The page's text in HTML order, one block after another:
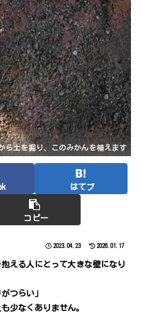
ら土を掘り、このみかんを植えます
はてブ
コピー
2023.04.23 2026.01.17
える人にとって大きな壁になり
つらい」
少なくありません。